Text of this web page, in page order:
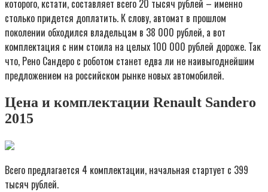
которого, кстати, составляет всего 20 тысяч рублей – именно
столько придется доплатить. К слову, автомат в прошлом
поколении обходился владельцам в 38 000 рублей, а вот
комплектация с ним стоила на целых 100 000 рублей дороже. Так
что, Рено Сандеро с роботом станет едва ли не наивыгоднейшим
предложением на российском рынке новых автомобилей.
Цена и комплектации Renault Sandero
2015
Всего предлагается 4 комплектации, начальная стартует с 399
тысяч рублей.